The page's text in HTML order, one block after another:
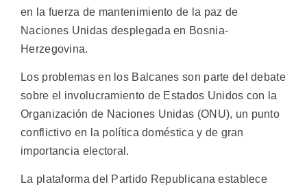
en la fuerza de mantenimiento de la paz de
Naciones Unidas desplegada en Bosnia-
Herzegovina.
Los problemas en los Balcanes son parte del debate
sobre el involucramiento de Estados Unidos con la
Organización de Naciones Unidas (ONU), un punto
conflictivo en la política doméstica y de gran
importancia electoral.
La plataforma del Partido Republicana establece